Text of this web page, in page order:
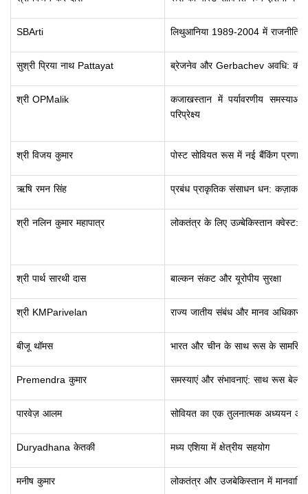
SBArti लिथुआनिया 1989-2004 में राजनीतिक
सुश्री प्रिया नाथ Pattayat ब्रेजनेव और Gerbachev अवधि: की ओर
श्री OPMalik
कजाखस्तान में पर्यावरणीय
परिप्रेक्ष्य
श्री विजय कुमार पोस्ट सोवियत रूस में नई बैंकिंग प्रणाली
ऋषि रमन सिंह प्रबंध प्राकृतिक संसाधन धन:
श्री नलिन कुमार महापात्र लोकतंत्र के लिए उज़्बेकिस्तान क्वेस्ट:
श्री पार्थ सारथी दास बाल्कन संकट और यूरोपीय सुरक्षा
श्री KMParivelan राज्य जातीय संबंध और मानव अधिकारों
बीजू थॉमस भारत और चीन के साथ रूस के
Premendra कुमार समस्याएं और संभावनाएं: साथ रूस
पारवेज़ आलम सोवियत का एक तुलनात्मक अध्ययन
Duryadhana केतकी मध्य एशिया में क्षेत्रीय सहयोग
मनीष कुमार लोकतंत्र और उजबेकिस्तान में